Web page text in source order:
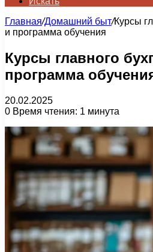
Главная/Домашний быт/Курсы
и программа обучения
Курсы главного
программа
20.02.2025
0 Время чтения: 1 минута